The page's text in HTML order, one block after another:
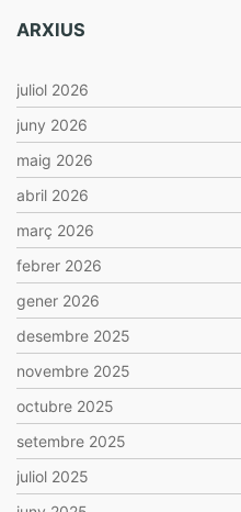
ARXIUS
juliol 2026
juny 2026
maig 2026
abril 2026
març 2026
febrer 2026
gener 2026
desembre 2025
novembre 2025
octubre 2025
setembre 2025
juliol 2025